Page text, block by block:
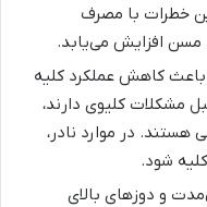
خطرات با مصرف
مسن افزایش می‌یابد.
باعث کاهش عملکرد کلیه
مشکلات کلیوی دارند،
هستند. در موارد نادر،
شود.
و دوزهای بالای